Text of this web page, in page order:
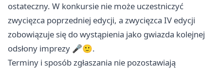
ostateczny. W konkursie nie może uczestniczyć
zwycięzca poprzedniej edycji, a zwycięzca IV edycji
zobowiązuje się do wystąpienia jako gwiazda kolejnej
odsłony imprezy 🎤🙂.
Terminy i sposób zgłaszania nie pozostawiają